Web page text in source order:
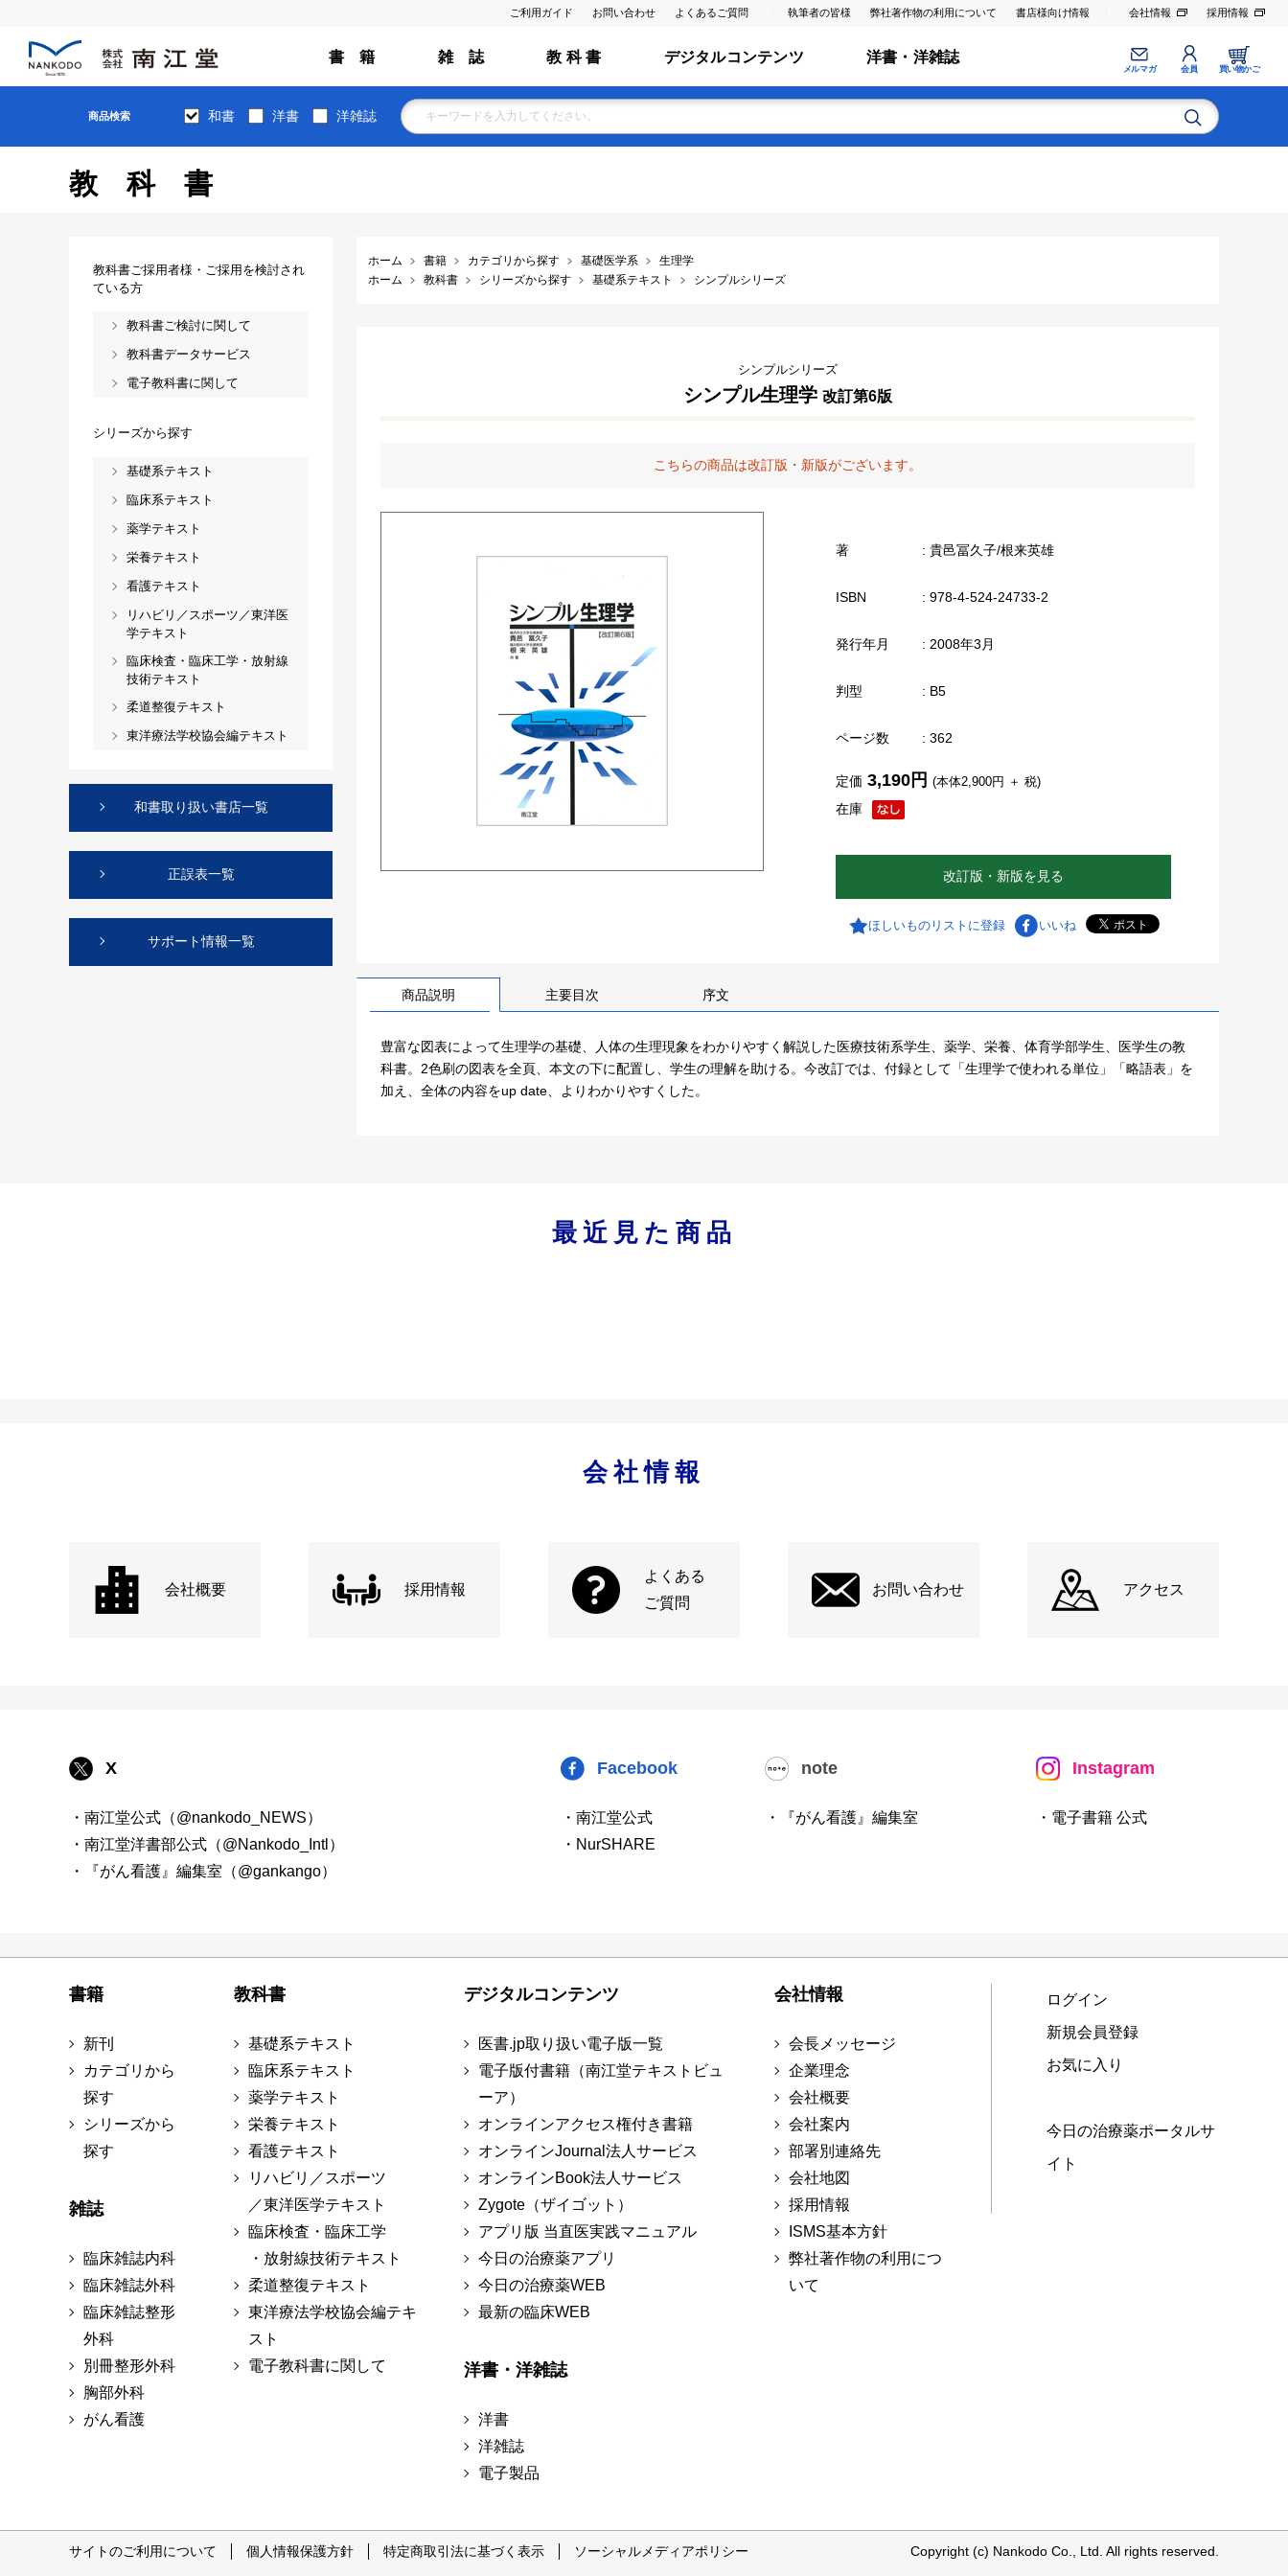
ご利用ガイド お問い合わせ よくあるご質問 執筆者の皆様 弊社著作物の利用について 書店様向け情報 会社情報 採用情報
書 籍 雑 誌 教 科 書 デジタルコンテンツ 洋書・洋雑誌
メルマガ 会員 買い物かご
商品検索 和書 洋書 洋雑誌
教科書
ホーム 書籍 カテゴリから探す 基礎医学系
生理学
ホーム
教科書 シリーズから探す 基礎系テキスト シンプルシリーズ
シンプルシリーズ
シンプル生理学 改訂第6版
こちらの商品は改訂版・新版がございます。
著 : 貴邑冨久子/根来英雄
ISBN : 978-4-524-24733-2
発行年月 : 2008年3月
判型 : B5
ページ数 : 362
在庫
定価 3,190円 (本体2,900円 ＋ 税)
改訂版・新版を見る
ほしいものリストに登録 いいね
商品説明 主要目次 序文
豊富な図表によって生理学の基礎、人体の生理現象をわかりやすく解説した医療技術系学生、薬学、栄養、体育学部学生、医学生の教
科書。2色刷の図表を全頁、本文の下に配置し、学生の理解を助ける。今改訂では、付録として「生理学で使われる単位」「略語表」を
加え、全体の内容をup date、よりわかりやすくした。
教科書ご採用者様・ご採用を検討され
ている方
教科書ご検討に関して
教科書データサービス
電子教科書に関して
シリーズから探す
基礎系テキスト
臨床系テキスト
薬学テキスト
栄養テキスト
看護テキスト
リハビリ／スポーツ／東洋医
学テキスト
臨床検査・臨床工学・放射線
技術テキスト
柔道整復テキスト
東洋療法学校協会編テキスト
和書取り扱い書店一覧
正誤表一覧
サポート情報一覧
最近見た商品
会社情報
会社概要 採用情報
よくある
ご質問
お問い合わせ アクセス
X
・南江堂公式（@nankodo_NEWS）
・南江堂洋書部公式（@Nankodo_Intl）
・『がん看護』編集室（@gankango）
Facebook
・南江堂公式
・NurSHARE
note
・『がん看護』編集室
Instagram
・電子書籍 公式
書籍
新刊
カテゴリから
探す
シリーズから
探す
雑誌
臨床雑誌内科
臨床雑誌外科
臨床雑誌整形
外科
別冊整形外科
胸部外科
がん看護
教科書
基礎系テキスト
臨床系テキスト
薬学テキスト
栄養テキスト
看護テキスト
リハビリ／スポーツ
／東洋医学テキスト
臨床検査・臨床工学
・放射線技術テキスト
柔道整復テキスト
東洋療法学校協会編テキ
スト
電子教科書に関して
デジタルコンテンツ
医書.jp取り扱い電子版一覧
電子版付書籍（南江堂テキストビュ
ーア）
オンラインアクセス権付き書籍
オンラインJournal法人サービス
オンラインBook法人サービス
Zygote（ザイゴット）
アプリ版 当直医実践マニュアル
今日の治療薬アプリ
今日の治療薬WEB
最新の臨床WEB
洋書・洋雑誌
洋書
洋雑誌
電子製品
会社情報
会長メッセージ
企業理念
会社概要
会社案内
部署別連絡先
会社地図
採用情報
ISMS基本方針
弊社著作物の利用につ
いて
ログイン
新規会員登録
お気に入り
今日の治療薬ポータルサ
イト
サイトのご利用について 個人情報保護方針 特定商取引法に基づく表示 ソーシャルメディアポリシー Copyright (c) Nankodo Co., Ltd. All rights reserved.